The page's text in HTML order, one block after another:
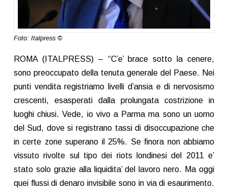
Foto: Italpress ©
ROMA (ITALPRESS) – “C’e’ brace sotto la cenere,
sono preoccupato della tenuta generale del Paese. Nei
punti vendita registriamo livelli d’ansia e di nervosismo
crescenti, esasperati dalla prolungata costrizione in
luoghi chiusi. Vede, io vivo a Parma ma sono un uomo
del Sud, dove si registrano tassi di disoccupazione che
in certe zone superano il 25%. Se finora non abbiamo
vissuto rivolte sul tipo dei riots londinesi del 2011 e’
stato solo grazie alla liquidita’ del lavoro nero. Ma oggi
quei flussi di denaro invisibile sono in via di esaurimento.